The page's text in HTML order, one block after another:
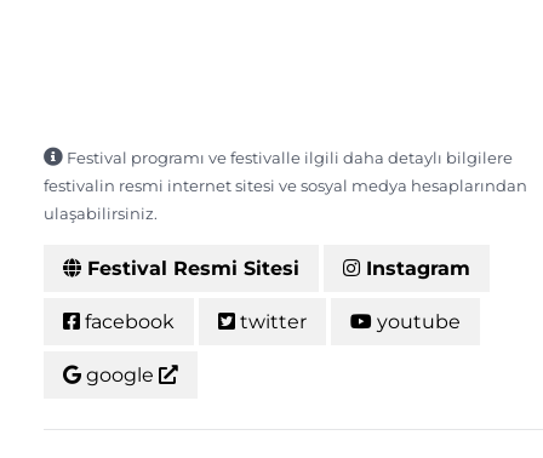
Festival programı ve festivalle ilgili daha detaylı bilgilere
festivalin resmi internet sitesi ve sosyal medya hesaplarından
ulaşabilirsiniz.
Festival Resmi Sitesi Instagram
facebook twitter youtube
google